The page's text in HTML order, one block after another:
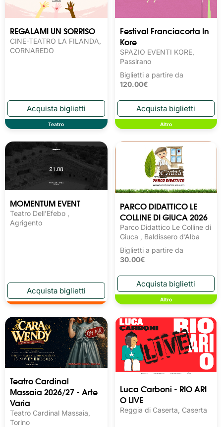
REGALAMI UN SORRISO
CINE-TEATRO LA FILANDA,
CORNAREDO
Teatro
Festival Franciacorta In
Kore
SPAZIO EVENTI KORE,
Passirano
Biglietti a partire da
120.00€
Altro
MOMENTUM EVENT
Teatro Dell'Efebo ,
Agrigento
PARCO DIDATTICO LE
COLLINE DI GIUCA 2026
Parco Didattico Le Colline di
Giuca , Baldissero d’Alba
Biglietti a partire da
30.00€
Altro
Teatro Cardinal
Massaia 2026/27 - Arte
Varia
Teatro Cardinal Massaia,
Torino
Luca Carboni - RIO ARI
O LIVE
Reggia di Caserta, Caserta